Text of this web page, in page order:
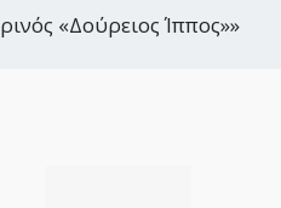
«Δούρειος Ίππος»»